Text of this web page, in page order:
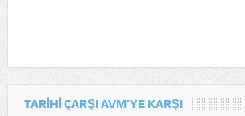
TARIHI ÇARŞI AVM’YE KARŞI